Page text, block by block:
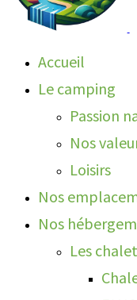
Accueil
Le camping
Passion
Nos
Loisirs
Nos
Nos
Les